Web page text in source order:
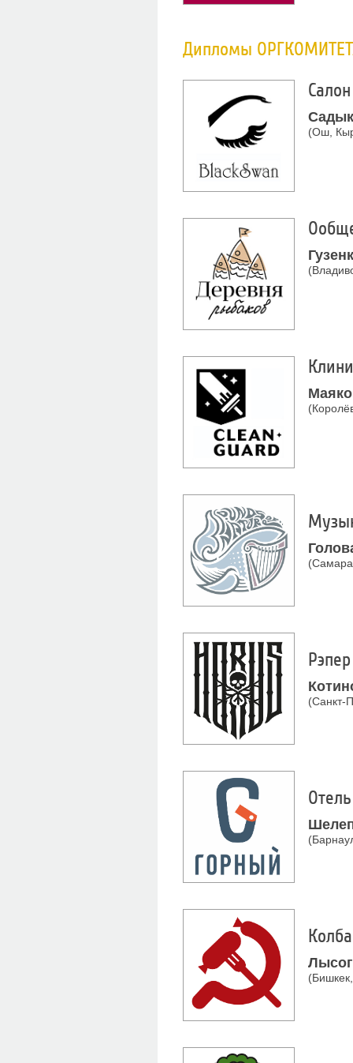
Дипломы
(Ош,
О
(Санкт-